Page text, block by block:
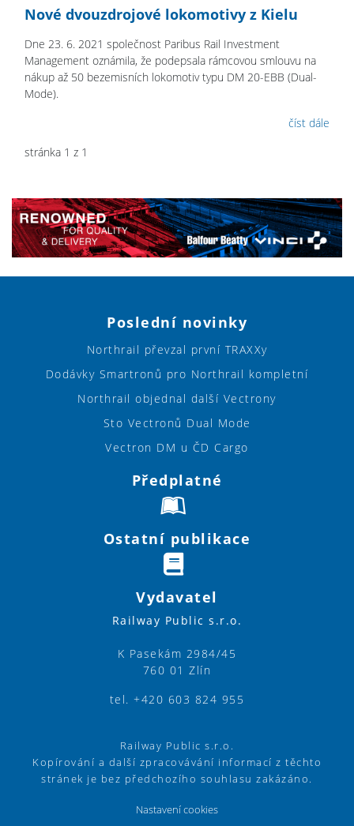
Nové dvouzdrojové lokomotivy z Kielu
Dne 23. 6. 2021 společnost Paribus Rail Investment
Management oznámila, že podepsala rámcovou smlouvu na
nákup až 50 bezemisních lokomotiv typu DM 20-EBB (Dual-
Mode).
číst dále
stránka 1 z 1
Poslední novinky
Northrail převzal první TRAXXy
Dodávky Smartronů pro Northrail kompletní
Northrail objednal další Vectrony
Sto Vectronů Dual Mode
Vectron DM u ČD Cargo
Předplatné
Ostatní publikace
Vydavatel
Railway Public s.r.o.
K Pasekám 2984/45
760 01 Zlín
tel. +420 603 824 955
Railway Public s.r.o.
Kopírování a další zpracovávání informací z těchto
stránek je bez předchozího souhlasu zakázáno.
Nastavení cookies